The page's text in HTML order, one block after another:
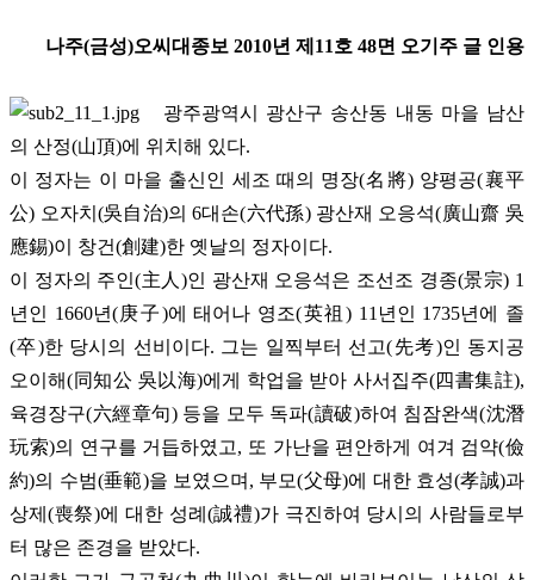
나주(금성)오씨대종보 2010년 제11호 48면 오기주 글 인용
광주광역시 광산구 송산동 내동 마을 남산
의 산정(山頂)에 위치해 있다.
이 정자는 이 마을 출신인 세조 때의 명장(名將) 양평공(襄平
公) 오자치(吳自治)의 6대손(六代孫) 광산재 오응석(廣山齋 吳
應錫)이 창건(創建)한 옛날의 정자이다.
이 정자의 주인(主人)인 광산재 오응석은 조선조 경종(景宗) 1
년인 1660년(庚子)에 태어나 영조(英祖) 11년인 1735년에 졸
(卒)한 당시의 선비이다. 그는 일찍부터 선고(先考)인 동지공
오이해(同知公 吳以海)에게 학업을 받아 사서집주(四書集註),
육경장구(六經章句) 등을 모두 독파(讀破)하여 침잠완색(沈潛
玩索)의 연구를 거듭하였고, 또 가난을 편안하게 여겨 검약(儉
約)의 수범(垂範)을 보였으며, 부모(父母)에 대한 효성(孝誠)과
상제(喪祭)에 대한 성례(誠禮)가 극진하여 당시의 사람들로부
터 많은 존경을 받았다.